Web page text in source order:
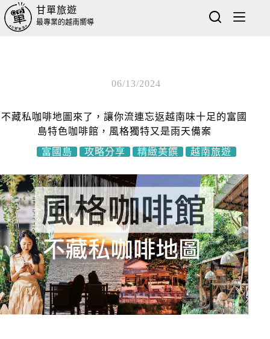
甘單旅遊
最專業的越南嚮導
06/13/2024
不藏私咖啡地圖來了，讓你流連忘返越南味十足的富國
島特色咖啡館，風格獨特又是雨天備案
富國島
攻略分享 精緻美饌 越南旅遊